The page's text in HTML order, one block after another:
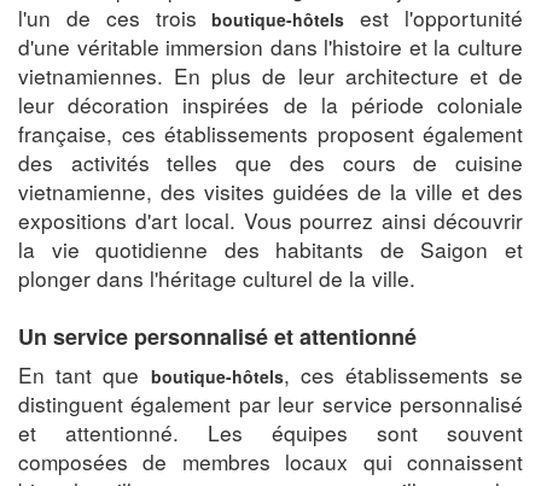
l'un de ces troisboutique-hôtels
est l'opportunité
d'une véritable immersion dans l'histoire et la culture
vietnamiennes. En plus de leur architecture et de
leur décoration inspirées de la période coloniale
française, ces établissements proposent également
des activités telles que des cours de cuisine
vietnamienne, des visites guidées de la ville et des
expositions d'art local. Vous pourrez ainsi découvrir
la vie quotidienne des habitants de Saigon et
plonger dans l'héritage culturel de la ville.
Un service personnalisé et attentionné
En tant que boutique-hôtels, ces établissements se
distinguent également par leur service personnalisé
et attentionné. Les équipes sont souvent
composées de membres locaux qui connaissent